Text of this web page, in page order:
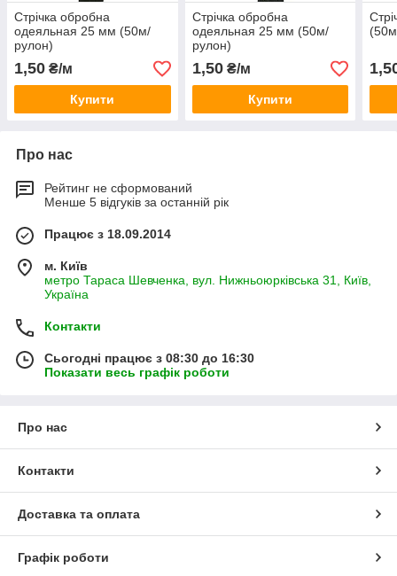
Стрічка обробна
одеяльная 25 мм (50м/
рулон)
1,50 ₴/м
Купити
Стрічка обробна
одеяльная 25 мм (50м/
рулон)
1,50₴/м
Купити
Про нас
Рейтинг не сформований
Менше 5 відгуків за останній рік
Працює з 18.09.2014
м. Київ
метро Тараса Шевченка, вул. Нижньоюрківська 31, Київ,
Україна
Контакти
Сьогодні працює з 08:30 до 16:30
Показати весь графік роботи
Про нас
Контакти
Доставка та оплата
Графік роботи